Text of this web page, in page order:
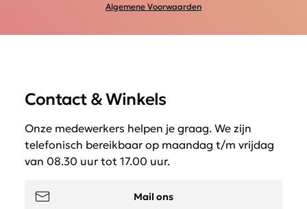
Algemene Voorwaarden
Contact & Winkels
Onze medewerkers helpen je graag. We zijn
telefonisch bereikbaar op maandag t/m vrijdag
van 08.30 uur tot 17.00 uur.
Mail ons